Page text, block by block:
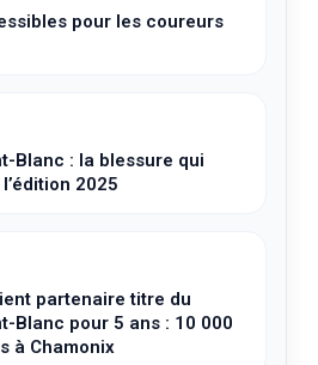
pour les coureurs
Blanc : la blessure qui
2025
partenaire titre du
Blanc pour 5 ans : 10 000
à Chamonix